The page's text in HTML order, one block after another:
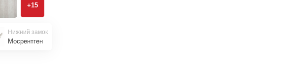
+15
Нижний замок
Мосрентген